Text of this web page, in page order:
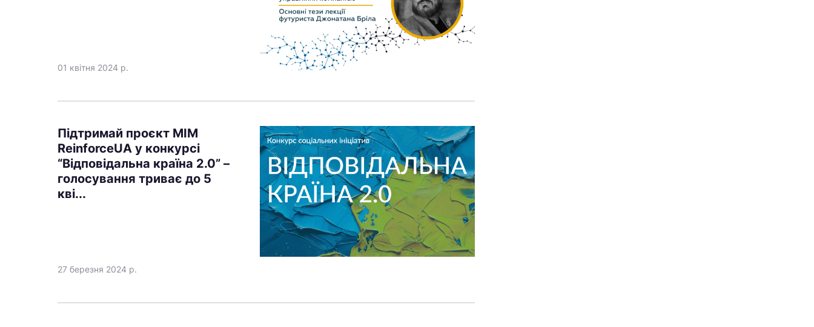
01 квітня 2024 р.
Підтримай проєкт МІМ
ReinforceUA у конкурсі
“Відповідальна країна 2.0” –
голосування триває до 5
кві...
27 березня 2024 р.